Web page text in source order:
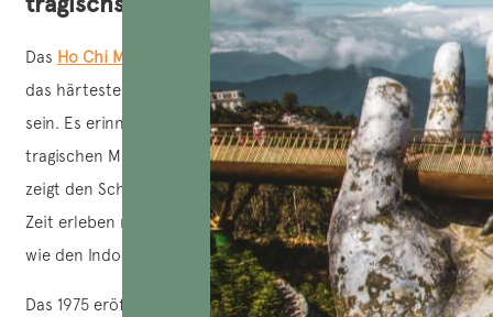
Das Ho Chi Minh War Remnants Museum ist bekannt dafür,
das härteste und ergreifendste Museum des Landes zu
sein. Es erinnert mit Härte an den Vietnamkrieg, einen
tragischen Moment in der Geschichte des Landes, und
zeigt den Schrecken, den die Einwohner in dieser dunklen
Zeit erleben mussten, aber auch an einige andere Konflikte
wie den Indochinakrieg.
Das 1975 eröffnete Museum wurde kürzlich von der